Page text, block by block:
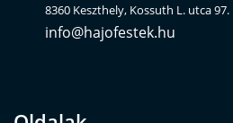
8360 Keszthely, Kossuth L. utca 97.
info@hajofestek.hu